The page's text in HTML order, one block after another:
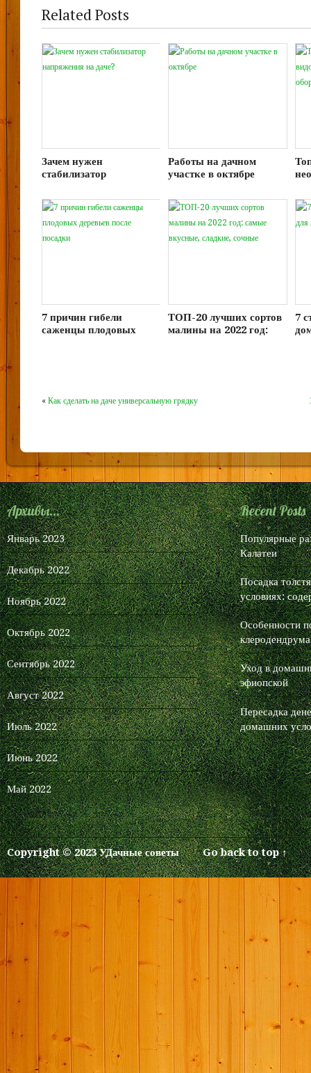
Related Posts
Зачем нужен
стабилизатор
Работы на дачном
участке в октябре
7 причин гибели
саженцы плодовых
ТОП-20 лучших сортов
малины на 2022 год:
7
« Как сделать на даче универсальную грядку
Архивы...
Январь 2023
Декабрь 2022
Ноябрь 2022
Октябрь 2022
Сентябрь 2022
Август 2022
Июль 2022
Июнь 2022
Май 2022
Recent Posts
Популярные
Калатеи
Посадка
условиях:
Особенности
Уход в
эфиопской
Пересадка
домашних
Copyright © 2023 УДачные советы Go back to top ↑